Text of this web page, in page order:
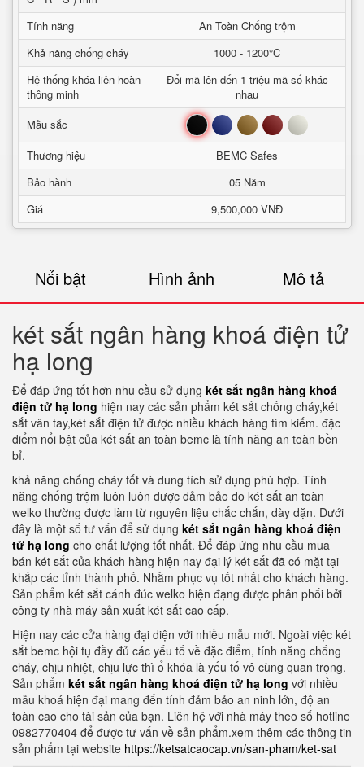
Tính năng
An Toàn Chống trộm
Khả năng chống cháy
1000 - 1200°C
Hệ thống khóa liên hoàn
thông minh
Đổi mã lên đến 1 triệu mã số khác
nhau
Mầu sắc
Đen Xanh Nâu Đỏ Trắng
Thương hiệu
BEMC Safes
Bảo hành
05 Năm
Giá
9,500,000 VNĐ
Nổi bật Hình ảnh Mô tả
két sắt ngân hàng khoá điện tử
hạ long
Để đáp ứng tốt hơn nhu cầu sử dụng két sắt ngân hàng khoá
điện tử hạ long hiện nay các sản phẩm két sắt chống cháy,két
sắt vân tay,két sắt điện tử được nhiều khách hàng tìm kiếm. đặc
điểm nổi bật của két sắt an toàn bemc là tính năng an toàn bền
bỉ.
khả năng chống cháy tốt và dung tích sử dụng phù hợp. Tính
năng chống trộm luôn luôn được đảm bảo do két sắt an toàn
welko thường được làm từ nguyên liệu chắc chắn, dày dặn. Dưới
đây là một số tư vấn để sử dụng két sắt ngân hàng khoá điện
tử hạ long cho chất lượng tốt nhất. Để đáp ứng nhu cầu mua
bán két sắt của khách hàng hiện nay đại lý két sắt đã có mặt tại
khắp các tỉnh thành phố. Nhằm phục vụ tốt nhất cho khách hàng.
Sản phẩm két sắt cánh đúc welko hiện đạng được phân phối bởi
công ty nhà máy sản xuất két sắt cao cấp.
Hiện nay các cửa hàng đại diện với nhiều mẫu mới. Ngoài việc két
sắt bemc hội tụ đầy đủ các yếu tố về đặc điểm, tính năng chống
cháy, chịu nhiệt, chịu lực thì ổ khóa là yếu tố vô cùng quan trọng.
Sản phẩm két sắt ngân hàng khoá điện tử hạ long với nhiều
mẫu khoá hiện đại mang đến tính đảm bảo an ninh lớn, độ an
toàn cao cho tài sản của bạn. Liên hệ với nhà máy theo số hotline
0982770404 để được tư vấn về sản phẩm.xem thêm các thông tin
sản phẩm tại website https://ketsatcaocap.vn/san-pham/ket-sat